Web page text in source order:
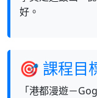
好。
🎯 課程目
「港都漫遊－